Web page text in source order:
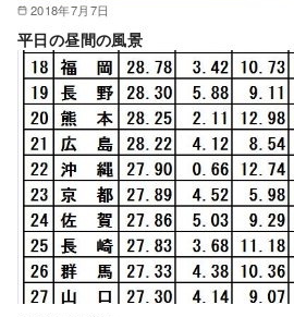
2018年7月7日
平日の昼間の風景